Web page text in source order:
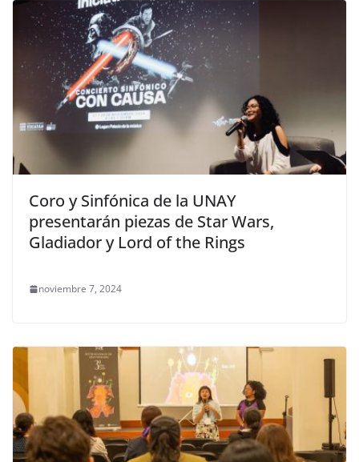
Coro y Sinfónica de la UNAY
presentarán piezas de Star Wars,
Gladiador y Lord of the Rings
noviembre 7, 2024